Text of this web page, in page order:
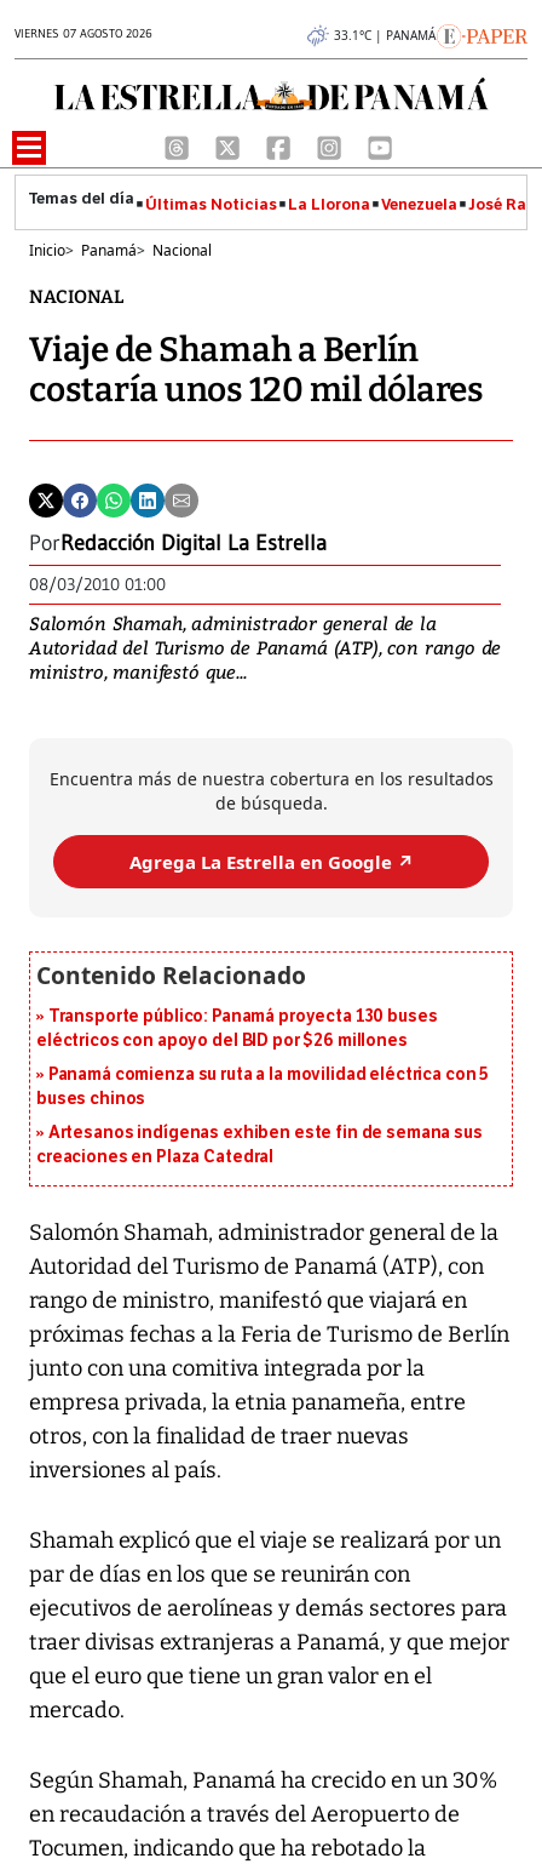
VIERNES 07 AGOSTO 2026 33.1°C | PANAMÁ
Últimas Noticias La Llorona Venezuela José
Inicio> Panamá> Nacional
NACIONAL
Viaje de Shamah a Berlín
costaría unos 120 mil dólares
PorRedacción Digital La Estrella
08/03/2010 01:00
Salomón Shamah, administrador general de la
Autoridad del Turismo de Panamá (ATP), con rango de
ministro, manifestó que...
Encuentra más de nuestra cobertura en los resultados
de búsqueda.
Agrega La Estrella en Google ↗️
Transporte público: Panamá proyecta 130 buses
eléctricos con apoyo del BID por $26 millones
Panamá comienza su ruta a la movilidad eléctrica con 5
buses chinos
Artesanos indígenas exhiben este fin de semana sus
creaciones en Plaza Catedral
Salomón Shamah, administrador general de la
Autoridad del Turismo de Panamá (ATP), con
rango de ministro, manifestó que viajará en
próximas fechas a la Feria de Turismo de Berlín
junto con una comitiva integrada por la
empresa privada, la etnia panameña, entre
otros, con la finalidad de traer nuevas
inversiones al país.
Shamah explicó que el viaje se realizará por un
par de días en los que se reunirán con
ejecutivos de aerolíneas y demás sectores para
traer divisas extranjeras a Panamá, y que mejor
que el euro que tiene un gran valor en el
mercado.
Según Shamah, Panamá ha crecido en un 30%
en recaudación a través del Aeropuerto de
Tocumen, indicando que ha rebotado la